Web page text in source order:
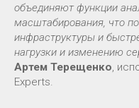
объединяют функции
масштабирования, что
инфраструктуры и
нагрузки и изменению
Артем Терещенко,
Experts.